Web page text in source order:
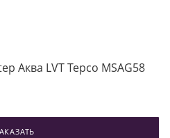
Аква LVT Терсо MSAG58